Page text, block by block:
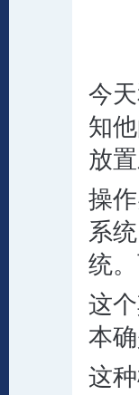
今
知
放
操
系
统
这
本
这